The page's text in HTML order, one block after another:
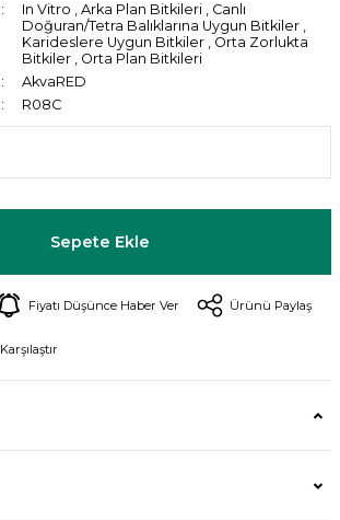
In Vitro , Arka Plan Bitkileri , Canlı
Doğuran/Tetra Balıklarına Uygun Bitkiler ,
Karideslere Uygun Bitkiler , Orta Zorlukta
Bitkiler , Orta Plan Bitkileri
AkvaRED
R08C
Sepete Ekle
Fiyatı Düşünce Haber Ver Ürünü Paylaş
Karşılaştır